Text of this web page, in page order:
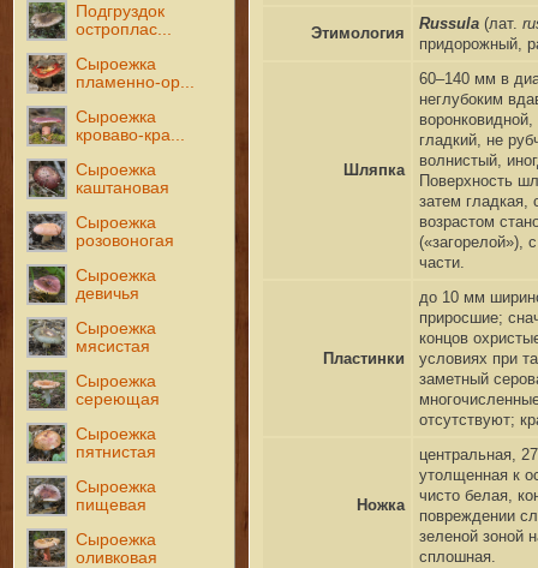
Подгруздок
остроплас...
Сыроежка
пламенно-ор...
Сыроежка
кроваво-кра...
Сыроежка
каштановая
Сыроежка
розовоногая
Сыроежка
девичья
Сыроежка
мясистая
Сыроежка
сереющая
Сыроежка
пятнистая
Сыроежка
пищевая
Сыроежка
оливковая
Этимология
Russula (лат.
придорожный,
Шляпка
60–140 мм в
неглубоким
гладкий, не
волнистый,
Поверхность
затем гладкая,
возрастом
(«загорелой»),
части.
Пластинки
до 10 мм
приросшие;
концов
условиях при
заметный
отсутствуют;
Ножка
центральная,
утолщенная к
чисто белая,
повреждении
зеленой зоной
сплошная.